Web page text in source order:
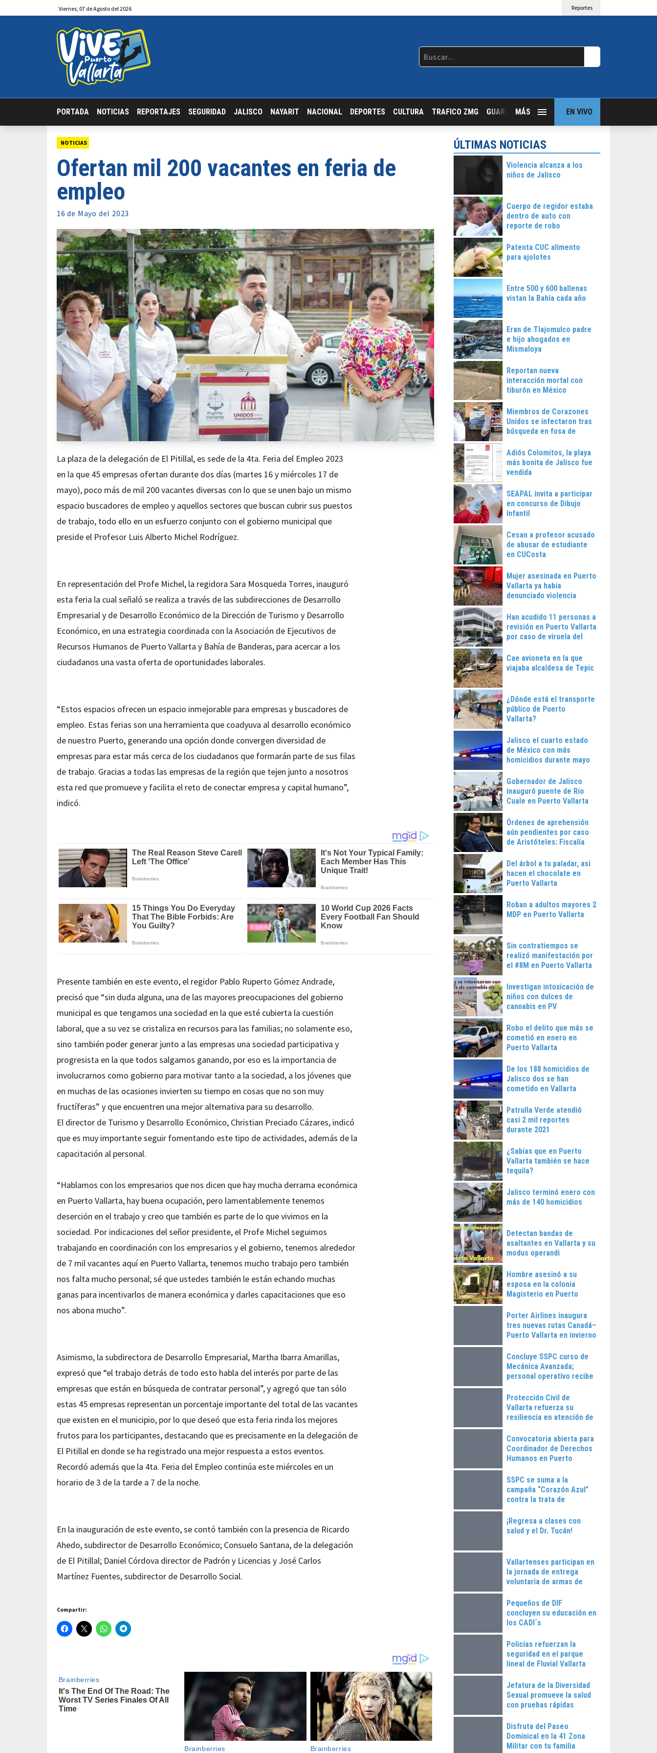
Viernes, 07 deAgosto del 2026 Reportes
PORTADA NOTICIAS REPORTAJES SEGURIDAD JALISCO NAYARIT NACIONAL DEPORTES CULTURA TRAFICO ZMG GUARDIA NOCTURNA GUADALAJARA FOLLOW
MÁS EN VIVO
NOTICIAS
Ofertan mil 200 vacantes en feria de
empleo
16 de Mayo del 2023
La plaza de la delegación de El Pitillal, es sede de la 4ta. Feria del Empleo 2023
en la que 45 empresas ofertan durante dos días (martes 16 y miércoles 17 de
mayo), poco más de mil 200 vacantes diversas con lo que se unen bajo un mismo
espacio buscadores de empleo y aquellos sectores que buscan cubrir sus puestos
de trabajo, todo ello en un esfuerzo conjunto con el gobierno municipal que
preside el Profesor Luis Alberto Michel Rodríguez.
En representación del Profe Michel, la regidora Sara Mosqueda Torres, inauguró
esta feria la cual señaló se realiza a través de las subdirecciones de Desarrollo
Empresarial y de Desarrollo Económico de la Dirección de Turismo y Desarrollo
Económico, en una estrategia coordinada con la Asociación de Ejecutivos de
Recursos Humanos de Puerto Vallarta y Bahía de Banderas, para acercar a los
ciudadanos una vasta oferta de oportunidades laborales.
“Estos espacios ofrecen un espacio inmejorable para empresas y buscadores de
empleo. Estas ferias son una herramienta que coadyuva al desarrollo económico
de nuestro Puerto, generando una opción donde convergen diversidad de
empresas para estar más cerca de los ciudadanos que formarán parte de sus filas
de trabajo. Gracias a todas las empresas de la región que tejen junto a nosotros
esta red que promueve y facilita el reto de conectar empresa y capital humano”,
indicó.
Presente también en este evento, el regidor Pablo Ruperto Gómez Andrade,
precisó que “sin duda alguna, una de las mayores preocupaciones del gobierno
municipal es que tengamos una sociedad en la que esté cubierta la cuestión
laboral, que a su vez se cristaliza en recursos para las familias; no solamente eso,
sino también poder generar junto a las empresas una sociedad participativa y
progresista en la que todos salgamos ganando, por eso es la importancia de
involucrarnos como gobierno para motivar tanto a la sociedad, a los jóvenes que
en muchas de las ocasiones invierten su tiempo en cosas que no son muy
fructíferas” y que encuentren una mejor alternativa para su desarrollo.
El director de Turismo y Desarrollo Económico, Christian Preciado Cázares, indicó
que es muy importante seguir fomentando este tipo de actividades, además de la
capacitación al personal.
“Hablamos con los empresarios que nos dicen que hay mucha derrama económica
en Puerto Vallarta, hay buena ocupación, pero lamentablemente tenemos
deserción en el trabajo y creo que también es parte de lo que vivimos en la
sociedad. Por indicaciones del señor presidente, el Profe Michel seguimos
trabajando en coordinación con los empresarios y el gobierno, tenemos alrededor
de 7 mil vacantes aquí en Puerto Vallarta, tenemos mucho trabajo pero también
nos falta mucho personal; sé que ustedes también le están echando muchas
ganas para incentivarlos de manera económica y darles capacitaciones que eso
nos abona mucho”.
Asimismo, la subdirectora de Desarrollo Empresarial, Martha Ibarra Amarillas,
expresó que “el trabajo detrás de todo esto habla del interés por parte de las
empresas que están en búsqueda de contratar personal”, y agregó que tan sólo
estas 45 empresas representan un porcentaje importante del total de las vacantes
que existen en el municipio, por lo que deseó que esta feria rinda los mejores
frutos para los participantes, destacando que es precisamente en la delegación de
El Pitillal en donde se ha registrado una mejor respuesta a estos eventos.
Recordó además que la 4ta. Feria del Empleo continúa este miércoles en un
horario de 3 de la tarde a 7 de la noche.
En la inauguración de este evento, se contó también con la presencia de Ricardo
Ahedo, subdirector de Desarrollo Económico; Consuelo Santana, de la delegación
de El Pitillal; Daniel Córdova director de Padrón y Licencias y José Carlos
Martínez Fuentes, subdirector de Desarrollo Social.
Compartir:
ÚLTIMAS NOTICIAS
Violencia alcanza a los
niños de Jalisco
Cuerpo de regidor estaba
dentro de auto con
reporte de robo
Patenta CUC alimento
para ajolotes
Entre 500 y 600 ballenas
vistan la Bahía cada año
Eran de Tlajomulco padre
e hijo ahogados en
Mismaloya
Reportan nueva
interacción mortal con
tiburón en México
Miembros de Corazones
Unidos se infectaron tras
búsqueda en fosa de
Adiós Colomitos, la playa
más bonita de Jalisco fue
vendida
SEAPAL invita a participar
en concurso de Dibujo
Infantil
Cesan a profesor acusado
de abusar de estudiante
en CUCosta
Mujer asesinada en Puerto
Vallarta ya había
denunciado violencia
Han acudido 11 personas a
revisión en Puerto Vallarta
por caso de viruela del
Cae avioneta en la que
viajaba alcaldesa de Tepic
¿Dónde está el transporte
público de Puerto
Vallarta?
Jalisco el cuarto estado
de México con más
homicidios durante mayo
Gobernador de Jalisco
inauguró puente de Río
Cuale en Puerto Vallarta
Órdenes de aprehensión
aún pendientes por caso
de Aristóteles: Fiscalía
Del árbol a tu paladar, así
hacen el chocolate en
Puerto Vallarta
Roban a adultos mayores 2
MDP en Puerto Vallarta
Sin contratiempos se
realizó manifestación por
el #8M en Puerto Vallarta
Investigan intoxicación de
niños con dulces de
cannabis en PV
Robo el delito que más se
cometió en enero en
Puerto Vallarta
De los 188 homicidios de
Jalisco dos se han
cometido en Vallarta
Patrulla Verde atendió
casi 2 mil reportes
durante 2021
¿Sabías que en Puerto
Vallarta también se hace
tequila?
Jalisco terminó enero con
más de 140 homicidios
Detectan bandas de
asaltantes en Vallarta y su
modus operandi
Hombre asesinó a su
esposa en la colonia
Magisterio en Puerto
Porter Airlines inaugura
tres nuevas rutas Canadá–
Puerto Vallarta en invierno
Concluye SSPC curso de
Mecánica Avanzada;
personal operativo recibe
Protección Civil de
Vallarta refuerza su
resiliencia en atención de
Convocatoria abierta para
Coordinador de Derechos
Humanos en Puerto
SSPC se suma a la
campaña “Corazón Azul”
contra la trata de
¡Regresa a clases con
salud y el Dr. Tucán!
Vallartenses participan en
la jornada de entrega
voluntaria de armas de
Pequeños de DIF
concluyen su educación en
los CADI´s
Policías refuerzan la
seguridad en el parque
lineal de Fluvial Vallarta
Jefatura de la Diversidad
Sexual promueve la salud
con pruebas rápidas
Disfruta del Paseo
Dominical en la 41 Zona
Militar con tu familia